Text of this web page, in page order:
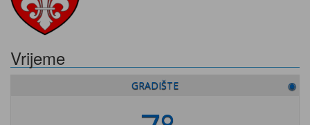
Vrijeme
GRADIŠTE ◉